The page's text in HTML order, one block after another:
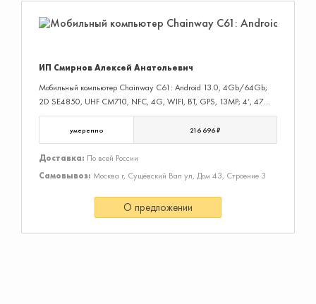
ИП Смирнов Алексей Анатольевич
Мобильный компьютер Chainway C61: Android 13.0, 4Gb/64Gb;
2D SE4850, UHF CM710, NFC, 4G, WIFI, BT, GPS, 13MP; 4‘, 47
клавиш, 6400+5200mAh, IP65, Extended Edition (с доп. АКБ в
рукоятке). Производительность процессора на ядро: 1.8 GHz;
Сканирующий модуль: 2D Image; WiFi: да; Разрешение дисплея:
800x480; Чтение 2D: да; Тип операционной системы: Android 13;
Гарантия: 1 год
умеренно 216 696 ₽
Доставка: По всей России
Самовывоз: Москва г, Сущёвский Вал ул, Дом 43, Строение 3
О предложении